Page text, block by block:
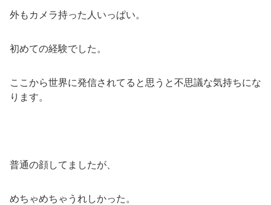
外もカメラ持った人いっぱい。
初めての経験でした。
ここから世界に発信されてると思うと不思議な気持ちにな
ります。
普通の顔してましたが、
めちゃめちゃうれしかった。